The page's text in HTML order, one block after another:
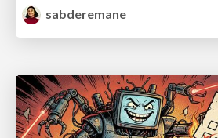
sabderemane